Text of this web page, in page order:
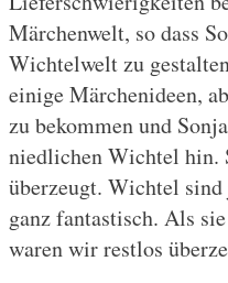
Märchenwelt, so dass
Wichtelwelt zu
einige Märchenideen,
zu bekommen und
niedlichen Wichtel hin.
überzeugt. Wichtel
ganz fantastisch. Als
waren wir restlos